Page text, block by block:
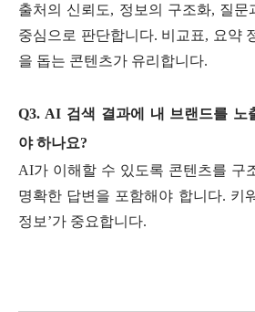
출처의 신뢰도, 정보의 구조화, 질문
중심으로 판단합니다. 비교표, 요약
을 돕는 콘텐츠가 유리합니다.
Q3. AI 검색 결과에 내 브랜드를 노
야 하나요?
AI가 이해할 수 있도록 콘텐츠를 구
명확한 답변을 포함해야 합니다. 키
정보’가 중요합니다.